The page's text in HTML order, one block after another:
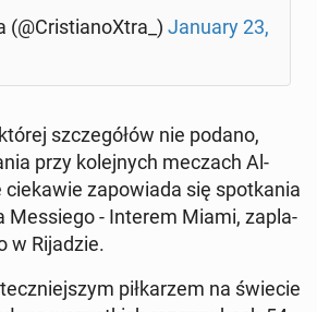
(@Cri­stia­no­Xtra_) January 23,
szcze­gó­łów nie podano,
przy ko­lej­nych meczach Al-
cie­ka­wie za­po­wia­da się spo­tka­nia
Mes­sie­go - Interem Miami, za­pla­
w Ri­ja­dzie.
pił­ka­rzem na świecie